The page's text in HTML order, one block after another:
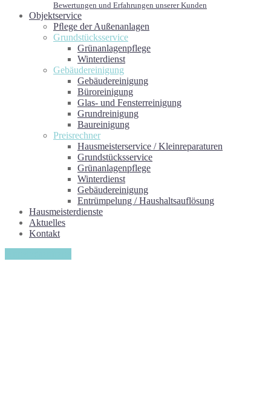
Bewertungen und Erfahrungen unserer Kunden
Objektservice
Pﬂege der Außenanlagen
Grundstücksservice
Grünanlagenpflege
Winterdienst
Gebäudereinigung
Gebäudereinigung
Büroreinigung
Glas- und Fensterreinigung
Grundreinigung
Baureinigung
Preisrechner
Hausmeisterservice / Kleinreparaturen
Grundstücksservice
Grünanlagenpflege
Winterdienst
Gebäudereinigung
Entrümpelung / Haushaltsauflösung
Hausmeisterdienste
Aktuelles
Kontakt